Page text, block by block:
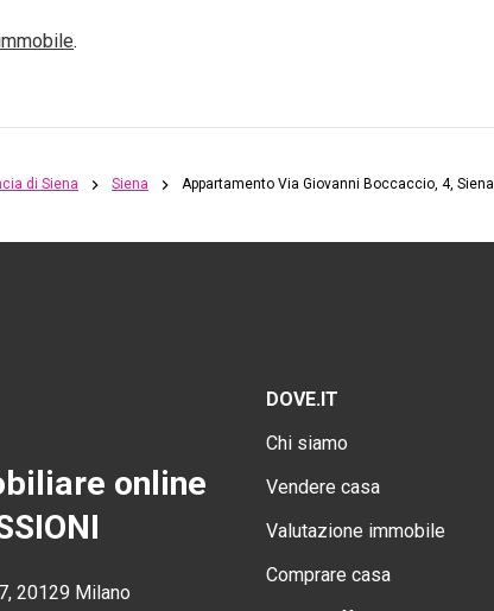
.
di Siena Siena Appartamento Via Giovanni Boccaccio, 4, Siena
online
20129 Milano
DOVE.IT
Chi siamo
Vendere casa
Valutazione immobile
Comprare casa